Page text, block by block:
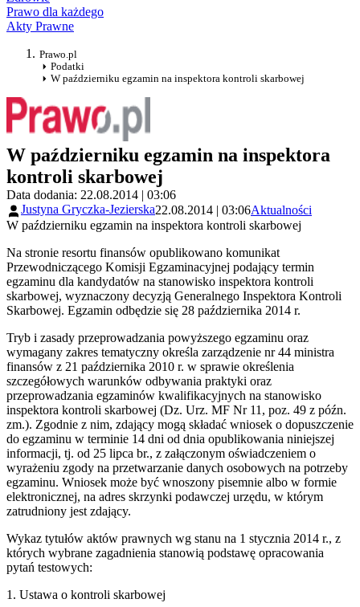
Prawo dla każdego
Akty Prawne
Prawo.pl
Podatki
W październiku egzamin na inspektora kontroli skarbowej
W październiku egzamin na inspektora
kontroli skarbowej
Data dodania: 22.08.2014 | 03:06
Justyna Gryczka-Jezierska22.08.2014 | 03:06Aktualności
W październiku egzamin na inspektora kontroli skarbowej
Na stronie resortu finansów opublikowano komunikat
Przewodniczącego Komisji Egzaminacyjnej podający termin
egzaminu dla kandydatów na stanowisko inspektora kontroli
skarbowej, wyznaczony decyzją Generalnego Inspektora Kontroli
Skarbowej. Egzamin odbędzie się 28 października 2014 r.
Tryb i zasady przeprowadzania powyższego egzaminu oraz
wymagany zakres tematyczny określa zarządzenie nr 44 ministra
finansów z 21 października 2010 r. w sprawie określenia
szczegółowych warunków odbywania praktyki oraz
przeprowadzania egzaminów kwalifikacyjnych na stanowisko
inspektora kontroli skarbowej (Dz. Urz. MF Nr 11, poz. 49 z późn.
zm.). Zgodnie z nim, zdający mogą składać wniosek o dopuszczenie
do egzaminu w terminie 14 dni od dnia opublikowania niniejszej
informacji, tj. od 25 lipca br., z załączonym oświadczeniem o
wyrażeniu zgody na przetwarzanie danych osobowych na potrzeby
egzaminu. Wniosek może być wnoszony pisemnie albo w formie
elektronicznej, na adres skrzynki podawczej urzędu, w którym
zatrudniony jest zdający.
Wykaz tytułów aktów prawnych wg stanu na 1 stycznia 2014 r., z
których wybrane zagadnienia stanowią podstawę opracowania
pytań testowych:
1. Ustawa o kontroli skarbowej